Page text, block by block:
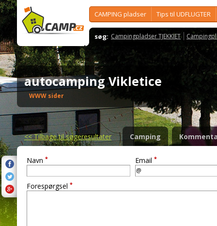
CAMPING pladser Tips til UDFLUGTER
søg: Campingpladser TJEKKIET
autocamping Vikletice
WWW sider
<<Tilbage til søgeresultater Camping
Navn * Email *
Forespørgsel *